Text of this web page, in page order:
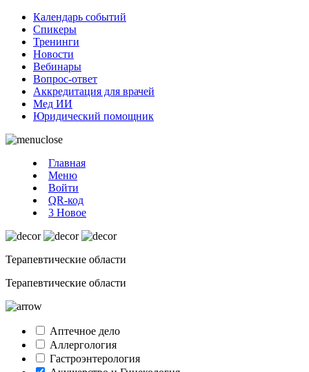
Календарь событий
Спикеры
Тренинги
Новости
Вебинары
Вопрос-ответ
Аккредитация для врачей
Мед ИИ
Юридический помощник
Главная
Меню
Войти
QR-код
3 Новое
Терапевтические области
Терапевтические области
Аптечное дело
Аллергология
Гастроэнтерология